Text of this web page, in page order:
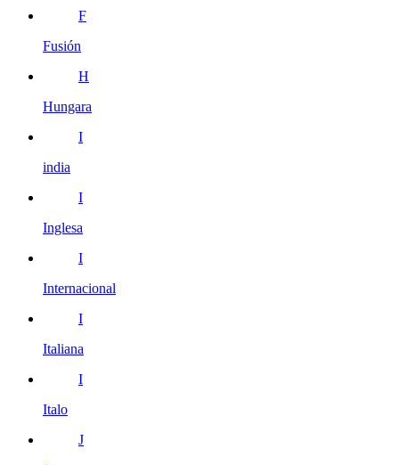
F
Fusión
H
Hungara
I
india
I
Inglesa
I
Internacional
I
Italiana
I
Italo
J